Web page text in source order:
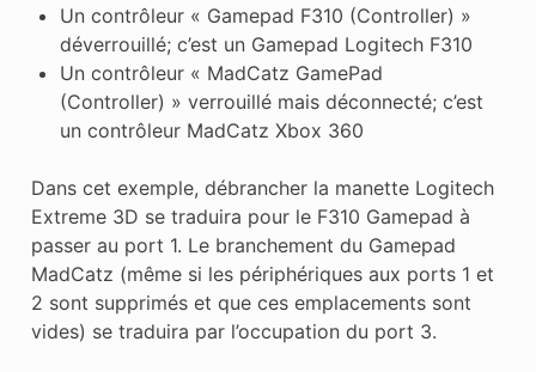
Un contrôleur « Gamepad F310 (Controller) »
déverrouillé; c’est un Gamepad Logitech F310
Un contrôleur « MadCatz GamePad
(Controller) » verrouillé mais déconnecté; c’est
un contrôleur MadCatz Xbox 360
Dans cet exemple, débrancher la manette Logitech
Extreme 3D se traduira pour le F310 Gamepad à
passer au port 1. Le branchement du Gamepad
MadCatz (même si les périphériques aux ports 1 et
2 sont supprimés et que ces emplacements sont
vides) se traduira par l’occupation du port 3.